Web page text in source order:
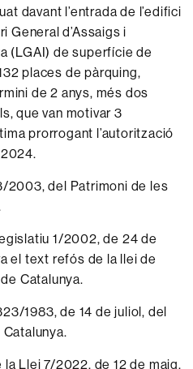
davant l’entrada de l’edifici
General d’Assaigs i
(LGAI) de superfície de
places de pàrquing,
de 2 anys, més dos
que van motivar 3
prorrogant l’autorització
2003, del Patrimoni de les
1/2002, de 24 de
el text refós de la llei de
Catalunya.
1983, de 14 de juliol, del
Llei 7/2022, de 12 de maig,